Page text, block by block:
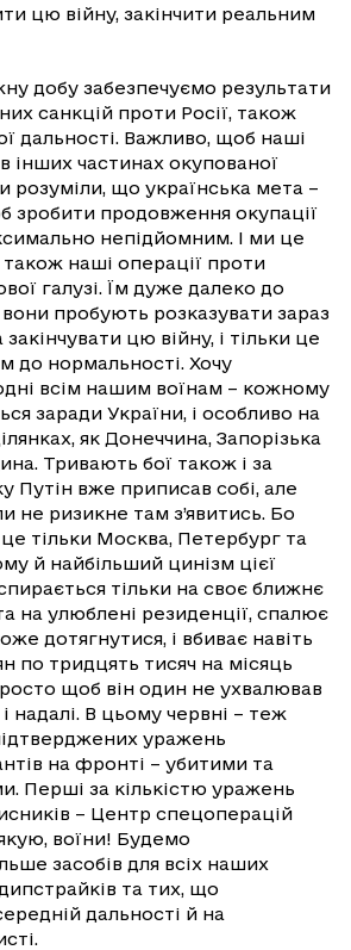
цю війну, закінчити реальним
добу забезпечуємо результати
санкцій проти Росії, також
дальності. Важливо, щоб наші
інших частинах окупованої
розуміли, що українська мета –
зробити продовження окупації
непідйомним. І ми це
також наші операції проти
галузі. Їм дуже далеко до
вони пробують розказувати зараз
цю війну, і тільки це
до нормальності. Хочу
всім нашим воїнам – кожному
заради України, і особливо на
як Донеччина, Запорізька
Тривають бої також і за
Путін вже приписав собі, але
не ризикне там з’явитись. Бо
тільки Москва, Петербург та
й найбільший цинізм цієї
тільки на своє ближнє
на улюблені резиденції, спалює
дотягнутися, і вбиває навіть
по тридцять тисяч на місяць
щоб він один не ухвалював
надалі. В цьому червні – теж
уражень
на фронті – убитими та
Перші за кількістю уражень
– Центр спецоперацій
воїни! Будемо
засобів для всіх наших
дипстрайків та тих, що
дальності й на